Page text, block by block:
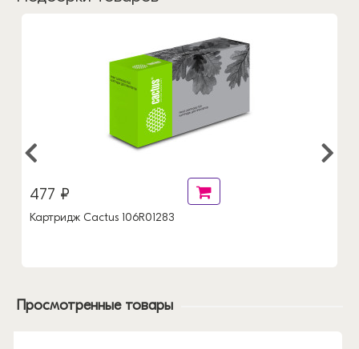
477 ₽
Картридж Cactus 106R01283
Просмотренные товары